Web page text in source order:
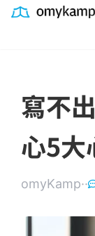
寫不
心5大
omyKamp··